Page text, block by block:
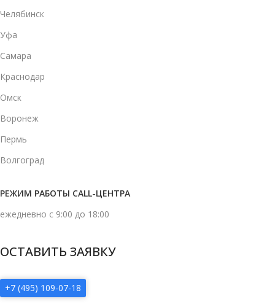
Челябинск
Уфа
Самара
Краснодар
Омск
Воронеж
Пермь
Волгоград
РЕЖИМ РАБОТЫ CALL-ЦЕНТРА
ежедневно с 9:00 до 18:00
ОСТАВИТЬ ЗАЯВКУ
+7 (495) 109-07-18